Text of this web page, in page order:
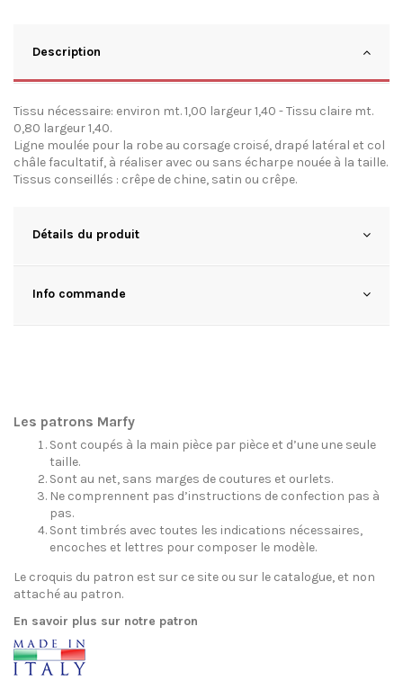
Description
Tissu nécessaire: environ mt. 1,00 largeur 1,40 - Tissu claire mt.
0,80 largeur 1,40.
Ligne moulée pour la robe au corsage croisé, drapé latéral et col
châle facultatif, à réaliser avec ou sans écharpe nouée à la taille.
Tissus conseillés : crêpe de chine, satin ou crêpe.
Détails du produit
Info commande
Les patrons Marfy
Sont coupés à la main pièce par pièce et d’une une seule
taille.
Sont au net, sans marges de coutures et ourlets.
Ne comprennent pas d’instructions de confection pas à
pas.
Sont timbrés avec toutes les indications nécessaires,
encoches et lettres pour composer le modèle.
Le croquis du patron est sur ce site ou sur le catalogue, et non
attaché au patron.
En savoir plus sur notre patron